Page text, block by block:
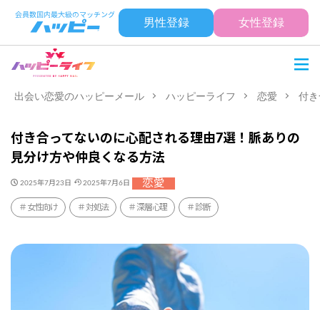
男性登録 女性登録
出会い恋愛のハッピーメール ハッピーライフ 恋愛 付
付き合ってないのに心配される理由7選！脈ありの
見分け方や仲良くなる方法
2025年7月23日 2025年7月6日 恋愛
女性向け 対処法 深層心理 診断